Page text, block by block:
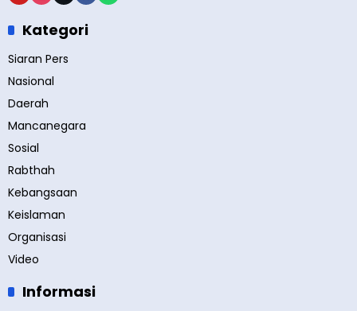
Kategori
Siaran Pers
Nasional
Daerah
Mancanegara
Sosial
Rabthah
Kebangsaan
Keislaman
Organisasi
Video
Informasi